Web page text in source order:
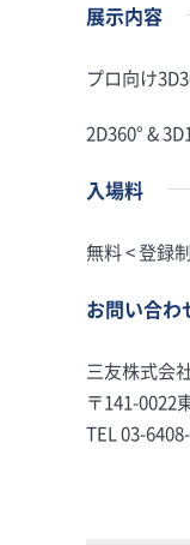
展示内容
プロ向け
2D360° &
入場料
無料 < 登録
お問い合わ
三友株式会
〒141-0022
TEL 03-